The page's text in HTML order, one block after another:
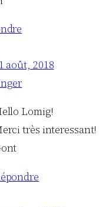
août, 2018
Lomig!
très interessant!